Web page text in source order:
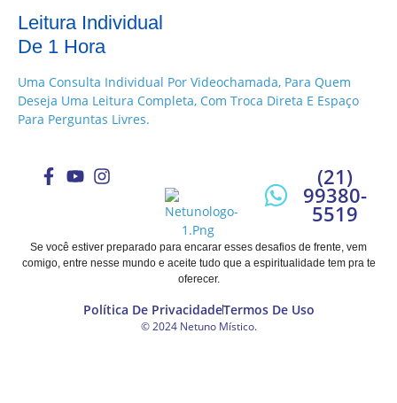
Leitura Individual
De 1 Hora
Uma Consulta Individual Por Videochamada, Para Quem
Deseja Uma Leitura Completa, Com Troca Direta E Espaço
Para Perguntas Livres.
(21)
99380-
5519
Se você estiver preparado para encarar esses desafios de frente, vem
comigo, entre nesse mundo e aceite tudo que a espiritualidade tem pra te
oferecer.
Política De PrivacidadeTermos De Uso
© 2024 Netuno Místico.